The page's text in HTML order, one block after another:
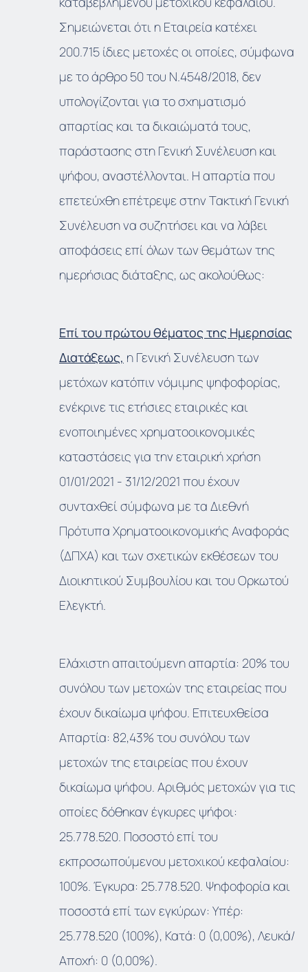
Σημειώνεται ότι η Εταιρεία κατέχει
200.715 ίδιες μετοχές οι οποίες, σύμφωνα
με το άρθρο 50 του Ν.4548/2018, δεν
υπολογίζονται για το σχηματισμό
απαρτίας και τα δικαιώματά τους,
παράστασης στη Γενική Συνέλευση και
ψήφου, αναστέλλονται. Η απαρτία που
επετεύχθη επέτρεψε στην Τακτική Γενική
Συνέλευση να συζητήσει και να λάβει
αποφάσεις επί όλων των θεμάτων της
ημερήσιας διάταξης, ως ακολούθως:
Επί του πρώτου θέματος της Ημερησίας
Διατάξεως, η Γενική Συνέλευση των
μετόχων κατόπιν νόμιμης ψηφοφορίας,
ενέκρινε τις ετήσιες εταιρικές και
ενοποιημένες χρηματοοικονομικές
καταστάσεις για την εταιρική χρήση
01/01/2021 - 31/12/2021 που έχουν
συνταχθεί σύμφωνα με τα Διεθνή
Πρότυπα Χρηματοοικονομικής Αναφοράς
(ΔΠΧΑ) και των σχετικών εκθέσεων του
Διοικητικού Συμβουλίου και του Ορκωτού
Ελεγκτή.
Ελάχιστη απαιτούμενη απαρτία: 20% του
συνόλου των μετοχών της εταιρείας που
έχουν δικαίωμα ψήφου. Επιτευχθείσα
Απαρτία: 82,43% του συνόλου των
μετοχών της εταιρείας που έχουν
δικαίωμα ψήφου. Αριθμός μετοχών για τις
οποίες δόθηκαν έγκυρες ψήφοι:
25.778.520. Ποσοστό επί του
εκπροσωπούμενου μετοχικού κεφαλαίου:
100%. Έγκυρα: 25.778.520. Ψηφοφορία και
ποσοστά επί των εγκύρων: Υπέρ:
25.778.520 (100%), Κατά: 0 (0,00%), Λευκά/
Αποχή: 0 (0,00%).